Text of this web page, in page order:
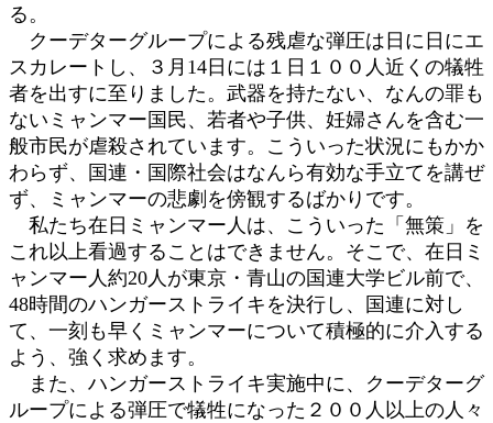
る。
クーデターグループによる残虐な弾圧は日に日にエ
スカレートし、３月14日には１日１００人近くの犠牲
者を出すに至りました。武器を持たない、なんの罪も
ないミャンマー国民、若者や子供、妊婦さんを含む一
般市民が虐殺されています。こういった状況にもかか
わらず、国連・国際社会はなんら有効な手立てを講ぜ
ず、ミャンマーの悲劇を傍観するばかりです。
私たち在日ミャンマー人は、こういった「無策」を
これ以上看過することはできません。そこで、在日ミ
ャンマー人約20人が東京・青山の国連大学ビル前で、
48時間のハンガーストライキを決行し、国連に対し
て、一刻も早くミャンマーについて積極的に介入する
よう、強く求めます。
また、ハンガーストライキ実施中に、クーデターグ
ループによる弾圧で犠牲になった２００人以上の人々